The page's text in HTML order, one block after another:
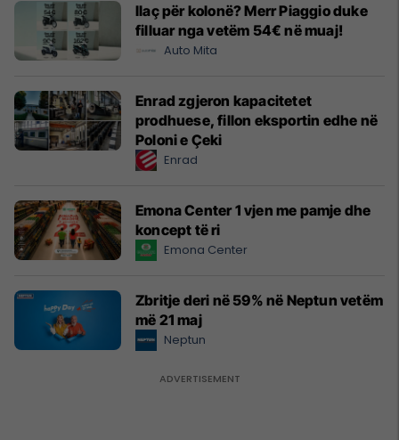
Ilaç për kolonë? Merr Piaggio duke
filluar nga vetëm 54€ në muaj!
Auto Mita
Enrad zgjeron kapacitetet
prodhuese, fillon eksportin edhe në
Poloni e Çeki
Enrad
Emona Center 1 vjen me pamje dhe
koncept të ri
Emona Center
Zbritje deri në 59% në Neptun vetëm
më 21 maj
Neptun